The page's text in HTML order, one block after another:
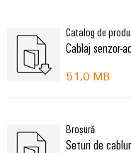
Catalog de
Cablaj senzor-
51,0 MB
Broșură
Seturi de